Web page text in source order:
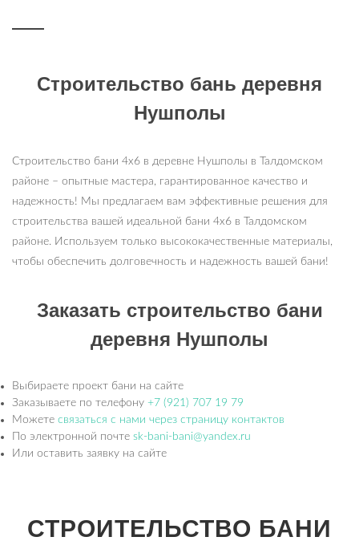
Строительство бань деревня
Нушполы
Строительство бани 4х6 в деревне Нушполы в Талдомском
районе – опытные мастера, гарантированное качество и
надежность! Мы предлагаем вам эффективные решения для
строительства вашей идеальной бани 4х6 в Талдомском
районе. Используем только высококачественные материалы,
чтобы обеспечить долговечность и надежность вашей бани!
Заказать строительство бани
деревня Нушполы
Выбираете проект бани на сайте
Заказываете по телефону +7 (921) 707 19 79
Можете связаться с нами через страницу контактов
По электронной почте sk-bani-bani@yandex.ru
Или оставить заявку на сайте
СТРОИТЕЛЬСТВО БАНИ